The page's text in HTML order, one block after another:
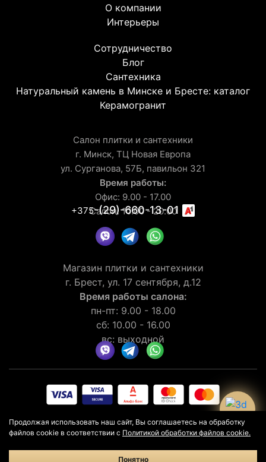
О компании
Интерьеры
Сотрудничество
Блог
Сантехника
Натуральный камень в Минске и Бресте: каталог
Керамогранит
Салон плитки и сантехники
г. Минск, ТЦ Новая Европа
ул. Сурганова, 57Б, павильон 321
Время работы:
Офис: 9.00 - 17.00
Салон: 10.00 - 20.00
+375-(29)-660-13-01
Магазин плитки и сантехники
г. Брест, ул. 17 сентября, д.12
Время работы салона:
пн-пт: 9.00 - 18.00
сб: 10.00 - 16.00
вс: выходной
отзывов 30 клиентов
Политика конфиденциальностиПолитика в отношении cookie
Продолжая использовать наш сайт, Вы соглашаетесь на обработку
файлов cookie в соответствии с Политикой обработки файлов cookie.
Понятно